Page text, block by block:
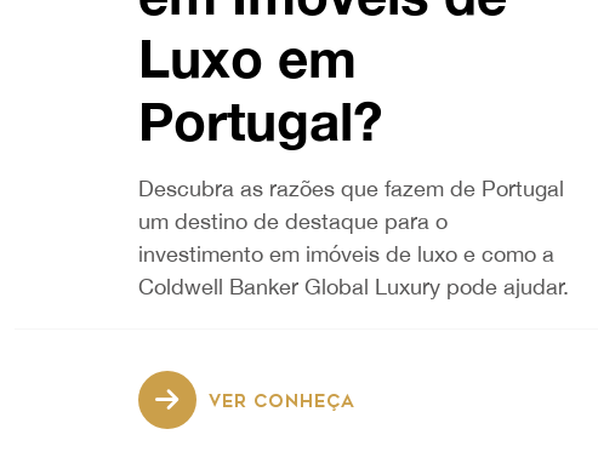
Luxo em
Portugal?
Descubra as razões que fazem de Portugal
um destino de destaque para o
investimento em imóveis de luxo e como a
Coldwell Banker Global Luxury pode ajudar.
VER CONHEÇA